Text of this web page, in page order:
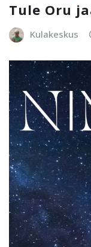
Tule Oru
Kulakeskus